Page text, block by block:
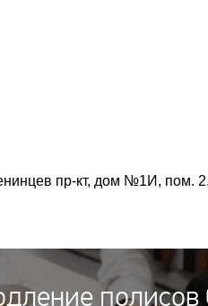
пр-кт, дом №1И, пом.